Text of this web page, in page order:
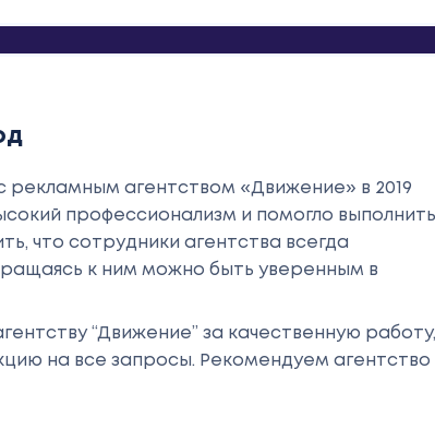
рекламным агентством «Движение» в 2019
профессионализм и помогло выполнить
что сотрудники агентства всегда
к ним можно быть уверенным в
“Движение” за качественную работу,
на все запросы. Рекомендуем агентство